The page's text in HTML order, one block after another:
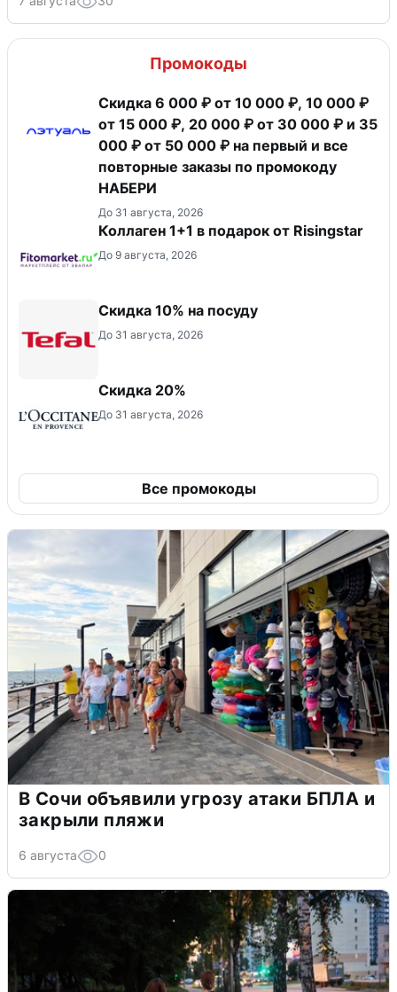
Промокоды
Скидка 6 000 ₽ от 10 000 ₽, 10 000 ₽
от 15 000 ₽, 20 000 ₽ от 30 000 ₽ и 35
000 ₽ от 50 000 ₽ на первый и все
повторные заказы по промокоду
НАБЕРИ
До 31 августа, 2026
Коллаген 1+1 в подарок от Risingstar
До 9 августа, 2026
Скидка 10% на посуду
До 31 августа, 2026
Скидка 20%
До 31 августа, 2026
Все промокоды
В Сочи объявили угрозу атаки БПЛА и
закрыли пляжи
6 августа 0